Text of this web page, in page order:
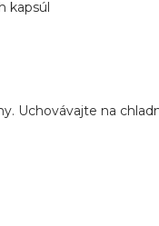
kapsúl
Uchovávajte na